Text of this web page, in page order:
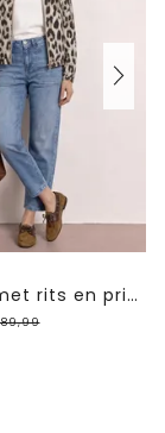
Blouson met rits en print